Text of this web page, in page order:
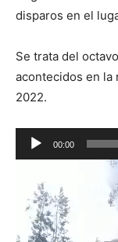
disparos en el
Se trata del
acontecidos en la
2022.
Reproductor
de
audio
00:00
vídeo